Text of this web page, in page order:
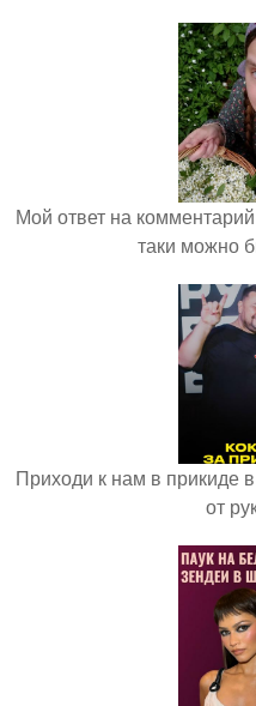
Мой ответ на
таки можно
Приходи к нам в прикиде
от